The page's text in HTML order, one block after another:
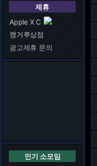
제휴
Apple X C
캥거루상점
광고제휴 문의
인기 소모임